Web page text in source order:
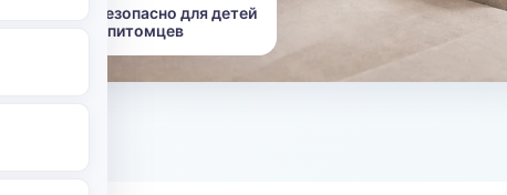
Безопасно для детей
и питомцев